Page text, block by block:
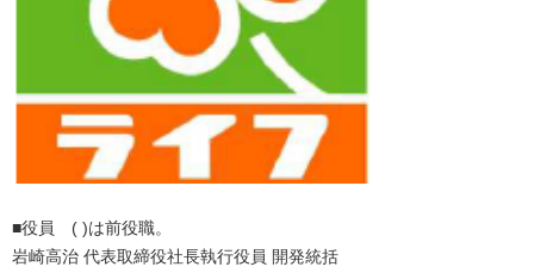
■役員 ( )は前役職。
岩崎高治 代表取締役社⻑執⾏役員 開発統括